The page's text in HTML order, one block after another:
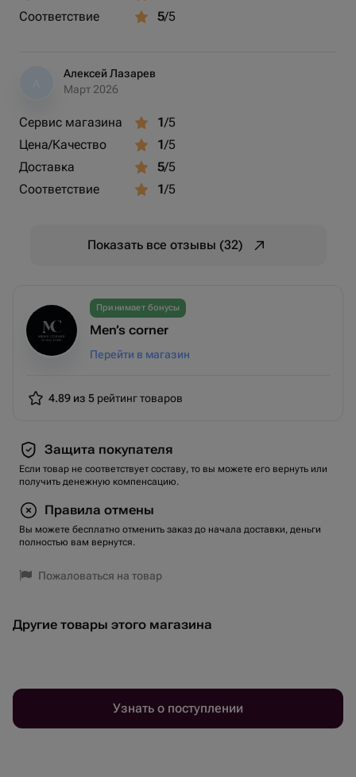
Соответствие
5/5
Алексей Лазарев
Март 2026
Сервис магазина 1/5
Цена/Качество
1/5
Доставка
5/5
Соответствие
1/5
Показать все отзывы (32)
Принимает бонусы
Men’s corner
Перейти в магазин
4.89 из 5 рейтинг товаров
Защита покупателя
Если товар не соответствует составу, то вы можете его вернуть или
получить денежную компенсацию.
Правила отмены
Вы можете бесплатно отменить заказ до начала доставки, деньги
полностью вам вернутся.
Пожаловаться на товар
Другие товары этого магазина
Узнать о поступлении